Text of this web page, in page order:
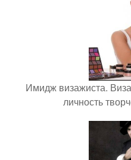
Имидж визажиста.
личность